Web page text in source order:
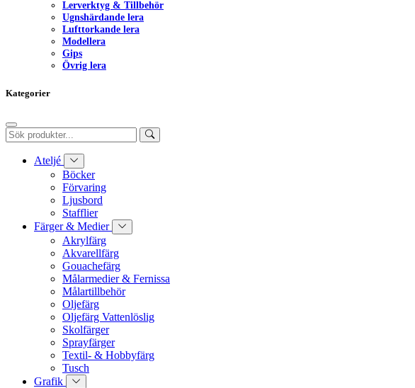
Lerverktyg & Tillbehör
Ugnshärdande lera
Lufttorkande lera
Modellera
Gips
Övrig lera
Kategorier
Ateljé
Böcker
Förvaring
Ljusbord
Stafflier
Färger & Medier
Akrylfärg
Akvarellfärg
Gouachefärg
Målarmedier & Fernissa
Målartillbehör
Oljefärg
Oljefärg Vattenlöslig
Skolfärger
Sprayfärger
Textil- & Hobbyfärg
Tusch
Grafik